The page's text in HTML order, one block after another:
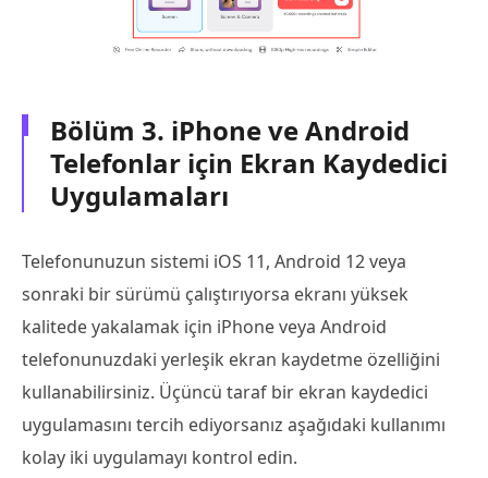
Bölüm 3. iPhone ve Android
Telefonlar için Ekran Kaydedici
Uygulamaları
Telefonunuzun sistemi iOS 11, Android 12 veya
sonraki bir sürümü çalıştırıyorsa ekranı yüksek
kalitede yakalamak için iPhone veya Android
telefonunuzdaki yerleşik ekran kaydetme özelliğini
kullanabilirsiniz. Üçüncü taraf bir ekran kaydedici
uygulamasını tercih ediyorsanız aşağıdaki kullanımı
kolay iki uygulamayı kontrol edin.